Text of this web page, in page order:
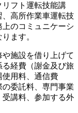
リフト運転技能講
高所作業車運転技
のコミュニケーシ
ます。
施設を借り上げて
経費（謝金及び旅
使用料、通信費
委託料、専門事業
講料、参加する外